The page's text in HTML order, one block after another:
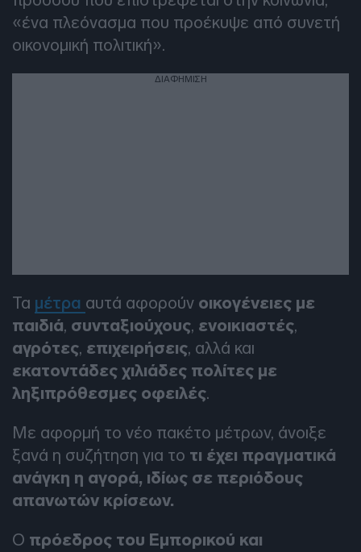
«ένα πλεόνασμα που προέκυψε από συνετή
οικονομική πολιτική».
ΔΙΑΦΗΜΙΣΗ
Τα μέτρα αυτά αφορούν οικογένειες με
παιδιά, συνταξιούχους, ενοικιαστές,
αγρότες, επιχειρήσεις, αλλά και
εκατοντάδες χιλιάδες πολίτες με
ληξιπρόθεσμες οφειλές.
Με αφορμή το νέο πακέτο μέτρων, άνοιξε
ξανά η συζήτηση για το τι έχει πραγματικά
ανάγκη η αγορά, ιδίως σε περιόδους
απανωτών κρίσεων.
Ο πρόεδρος του Εμπορικού και